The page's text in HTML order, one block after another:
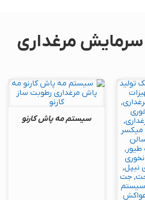
مرغداری
سیستم مه پاش کارنو